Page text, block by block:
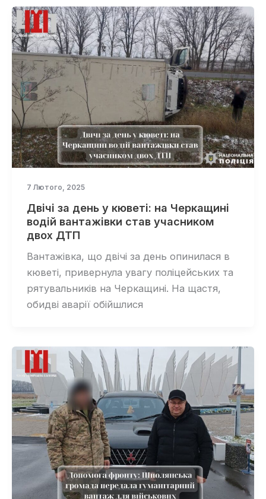
7 Лютого, 2025
Двічі за день у кюветі: на Черкащині
водій вантажівки став учасником
двох ДТП
Вантажівка, що двічі за день опинилася в
кюветі, привернула увагу поліцейських та
рятувальників на Черкащині. На щастя,
обидві аварії обійшлися